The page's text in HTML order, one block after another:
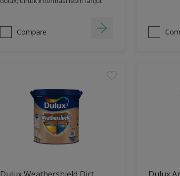
Compare
Dulux Weathershield Dirt
Dulux